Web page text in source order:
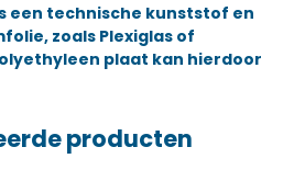
een technische kunststof en
zoals Plexiglas of
plaat kan hierdoor
producten